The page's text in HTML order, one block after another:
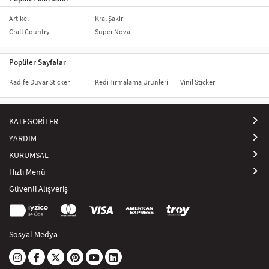
Artikel
Craft Country
Kral Şakir
Super Nova
Popüler Sayfalar
Kadife Duvar Sticker Kedi Tırmalama Ürünleri Vinil Sticker
KATEGORİLER
YARDIM
KURUMSAL
Hızlı Menü
Güvenli Alışveriş
Sosyal Medya